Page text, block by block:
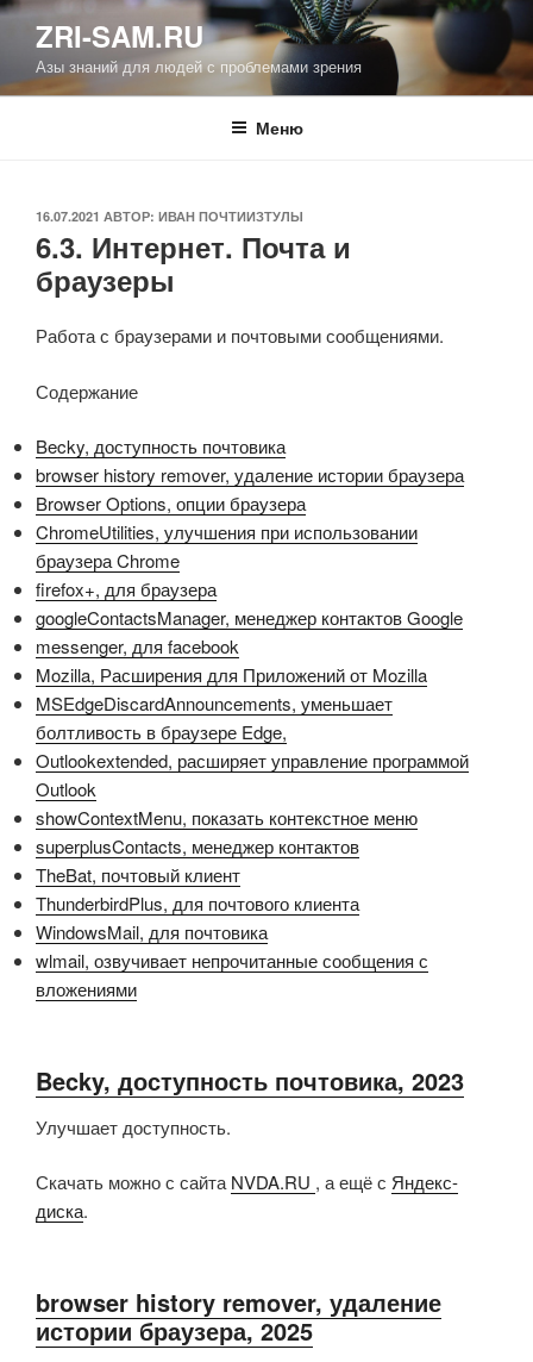
Перейти
содержимому
ZRI-SAM.RU
Азы знаний для людей с проблемами зрения
Меню
ОПУБЛИКОВАНО
16.07.2021 АВТОР: ИВАН ПОЧТИИЗТУЛЫ
6.3. Интернет. Почта и
браузеры
Работа с браузерами и почтовыми сообщениями.
Содержание
Becky, доступность почтовика
browser history remover, удаление истории браузера
Browser Options, опции браузера
ChromeUtilities, улучшения при использовании
браузера Chrome
firefox+, для браузера
googleContactsManager, менеджер контактов Google
messenger, для facebook
Mozilla, Расширения для Приложений от Mozilla
MSEdgeDiscardAnnouncements, уменьшает
болтливость в браузере Edge,
Outlookextended, расширяет управление программой
Outlook
showContextMenu, показать контекстное меню
superplusContacts, менеджер контактов
TheBat, почтовый клиент
ThunderbirdPlus, для почтового клиента
WindowsMail, для почтовика
wlmail, озвучивает непрочитанные сообщения с
вложениями
Becky, доступность почтовика, 2023
Улучшает доступность.
Скачать можно с сайтаNVDA.RU , а ещё с Яндекс-
диска.
browser history remover, удаление
истории браузера, 2025